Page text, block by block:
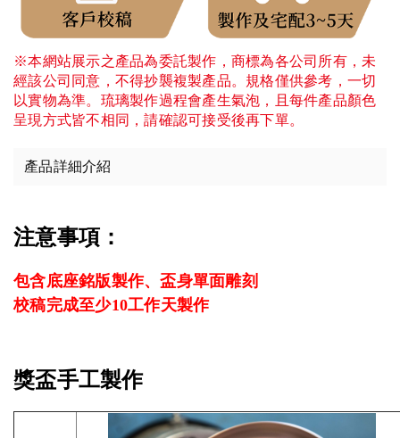
※本網站展示之產品為委託製作，商標為各公司所有，未
經該公司同意，不得抄襲複製產品。規格僅供參考，一切
以實物為準。琉璃製作過程會產生氣泡，且每件產品顏色
呈現方式皆不相同，請確認可接受後再下單。
產品詳細介紹
注意事項：
包含底座銘版製作、盃身單面雕刻
校稿完成至少10工作天製作
獎盃手工製作